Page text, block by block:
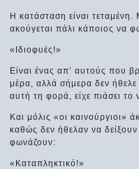
Η κατάσταση είναι
ακούγεται πάλι κάποιος να
«Ιδιοφυές!»
Είναι ένας απ’ αυτούς που
μέρα, αλλά σήμερα δεν ήθελε
αυτή τη φορά, είχε πιάσει
Και μόλις «οι καινούργιοι»
καθώς δεν ήθελαν να
φωνάζουν:
«Καταπληκτικό!»